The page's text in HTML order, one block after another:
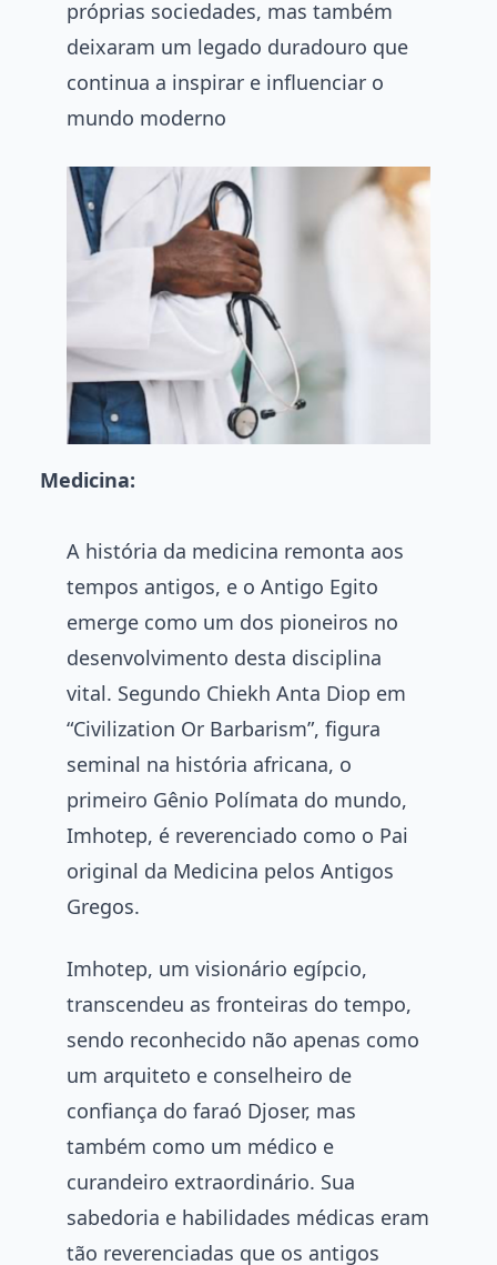
próprias sociedades, mas também
deixaram um legado duradouro que
continua a inspirar e influenciar o
mundo moderno
Medicina:
A história da medicina remonta aos
tempos antigos, e o Antigo Egito
emerge como um dos pioneiros no
desenvolvimento desta disciplina
vital. Segundo Chiekh Anta Diop em
“Civilization Or Barbarism”, figura
seminal na história africana, o
primeiro Gênio Polímata do mundo,
Imhotep, é reverenciado como o Pai
original da Medicina pelos Antigos
Gregos.
Imhotep, um visionário egípcio,
transcendeu as fronteiras do tempo,
sendo reconhecido não apenas como
um arquiteto e conselheiro de
confiança do faraó Djoser, mas
também como um médico e
curandeiro extraordinário. Sua
sabedoria e habilidades médicas eram
tão reverenciadas que os antigos